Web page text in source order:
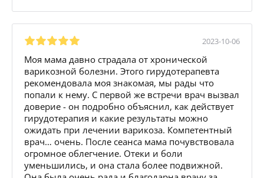
2023-10-06
Моя мама давно страдала от хронической
варикозной болезни. Этого гирудотерапевта
рекомендовала моя знакомая, мы рады что
попали к нему. С первой же встречи врач вызвал
доверие - он подробно объяснил, как действует
гирудотерапия и какие результаты можно
ожидать при лечении варикоза. Компетентный
врач… очень. После сеанса мама почувствовала
огромное облегчение. Отеки и боли
уменьшились, и она стала более подвижной.